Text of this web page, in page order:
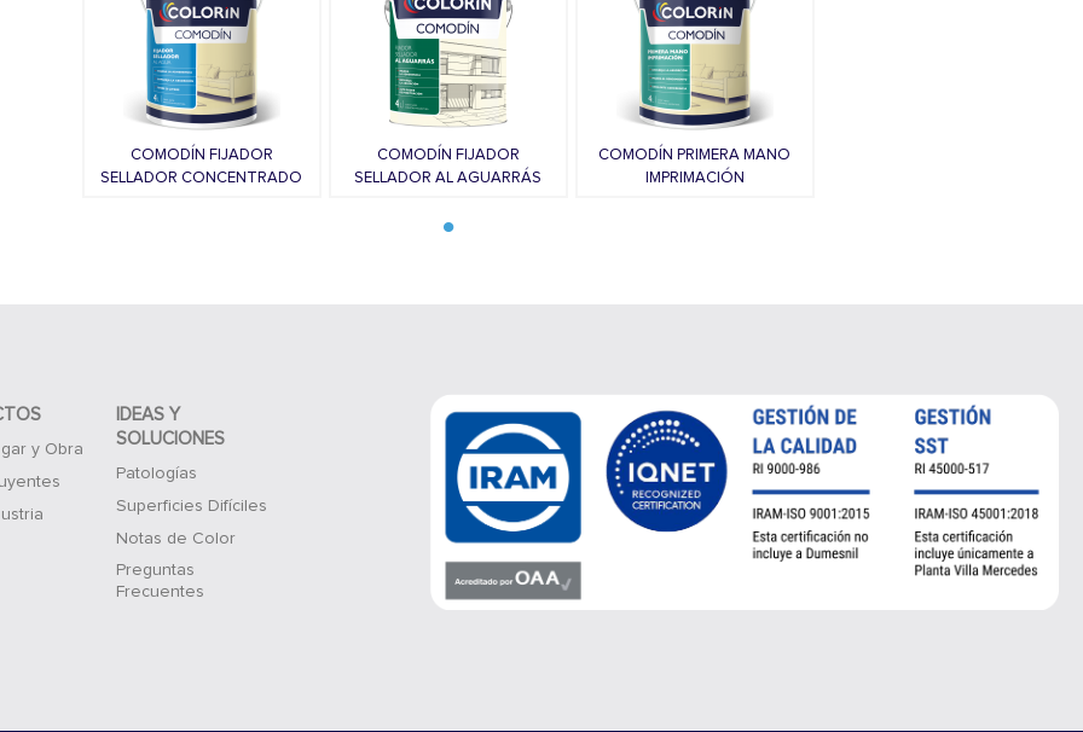
COMODÍN FIJADOR
SELLADOR CONCENTRADO
COMODÍN FIJADOR
SELLADOR AL AGUARRÁS
COMODÍN PRIMERA MANO
IMPRIMACIÓN
y Obra
IDEAS Y
SOLUCIONES
Patologías
Superficies Difíciles
Notas de Color
Preguntas
Frecuentes